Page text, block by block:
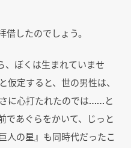
借したのでしょう。
、ぼくは生まれていませ
定すると、世の男性は、
に心打たれたのでは……と
であぐらをかいて、じっと
人の星』も同時代だったこ